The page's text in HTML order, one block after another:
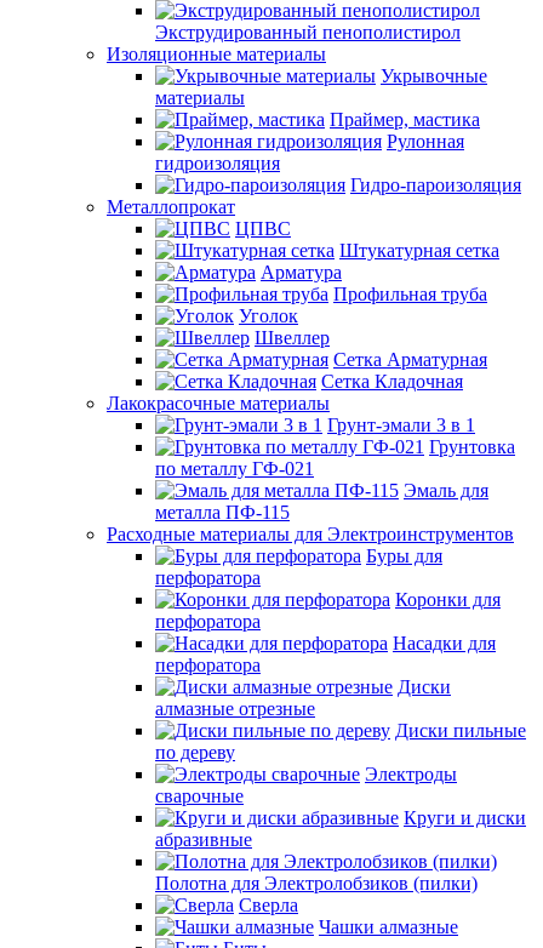
Экструдированный пенополистирол
Изоляционные материалы
Укрывочные
материалы
Праймер, мастика
Рулонная
гидроизоляция
Гидро-пароизоляция
Металлопрокат
ЦПВС
Штукатурная сетка
Арматура
Профильная труба
Уголок
Швеллер
Сетка Арматурная
Сетка Кладочная
Лакокрасочные материалы
Грунт-эмали 3 в 1
Грунтовка
по металлу ГФ-021
Эмаль для
металла ПФ-115
Расходные материалы для Электроинструментов
Буры для
перфоратора
Коронки для
перфоратора
Насадки для
перфоратора
Диски
алмазные отрезные
Диски пильные
по дереву
Электроды
сварочные
Круги и диски
абразивные
Полотна для Электролобзиков (пилки)
Сверла
Чашки алмазные